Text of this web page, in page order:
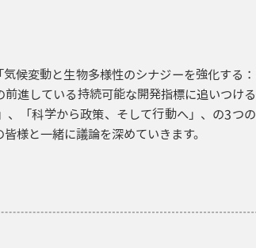
候変動と生物多様性のシナジーを強化する
進している持続可能な開発指標に追いつけ
「科学から政策、そして行動へ」、の3つ
様と一緒に議論を深めていきます。